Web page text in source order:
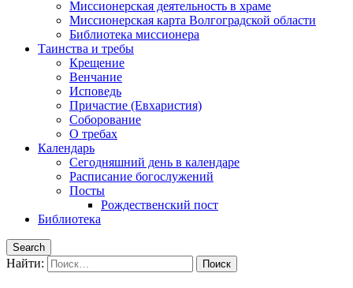
Миссионерская деятельность в храме
Миссионерская карта Волгоградской области
Библиотека миссионера
Таинства и требы
Крещение
Венчание
Исповедь
Причастие (Евхаристия)
Соборование
О требах
Календарь
Сегодняшний день в календаре
Расписание богослужений
Посты
Рождественский пост
Библиотека
Search
Найти: